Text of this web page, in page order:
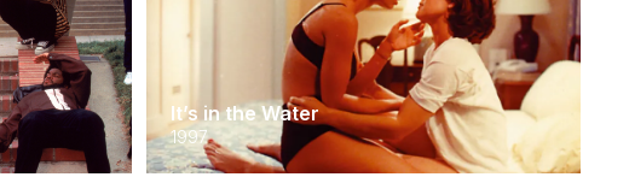
It’s in the Water
1997